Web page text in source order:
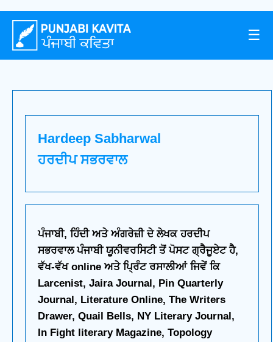
☰
Hardeep Sabharwal
ਹਰਦੀਪ ਸਭਰਵਾਲ
ਪੰਜਾਬੀ, ਹਿੰਦੀ ਅਤੇ ਅੰਗਰੇਜ਼ੀ ਦੇ ਲੇਖਕ ਹਰਦੀਪ
ਸਭਰਵਾਲ ਪੰਜਾਬੀ ਯੂਨੀਵਰਸਿਟੀ ਤੋਂ ਪੋਸਟ ਗ੍ਰੈਜੂਏਟ ਹੈ,
ਵੱਖ-ਵੱਖ online ਅਤੇ ਪ੍ਰਿੰਟ ਰਸਾਲੀਆਂ ਜਿਵੇਂ ਕਿ
Larcenist, Jaira Journal, Pin Quarterly
Journal, Literature Online, The Writers
Drawer, Quail Bells, NY Literary Journal,
In Fight literary Magazine, Topology